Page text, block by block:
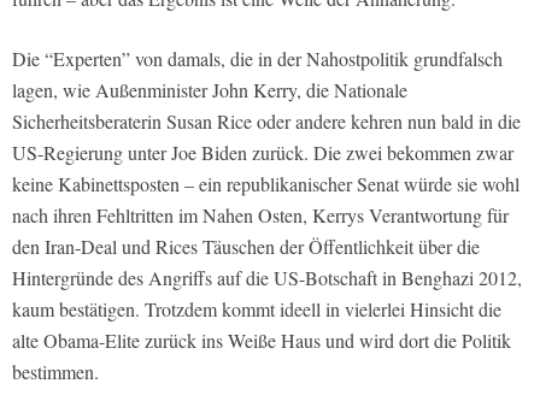
Die “Experten” von damals, die in der Nahostpolitik grundfalsch
lagen, wie Außenminister John Kerry, die Nationale
Sicherheitsberaterin Susan Rice oder andere kehren nun bald in die
US-Regierung unter Joe Biden zurück. Die zwei bekommen zwar
keine Kabinettsposten – ein republikanischer Senat würde sie wohl
nach ihren Fehltritten im Nahen Osten, Kerrys Verantwortung für
den Iran-Deal und Rices Täuschen der Öffentlichkeit über die
Hintergründe des Angriffs auf die US-Botschaft in Benghazi 2012,
kaum bestätigen. Trotzdem kommt ideell in vielerlei Hinsicht die
alte Obama-Elite zurück ins Weiße Haus und wird dort die Politik
bestimmen.